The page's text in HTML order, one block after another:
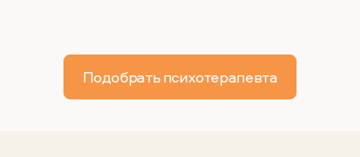
Подобрать психотерапевта